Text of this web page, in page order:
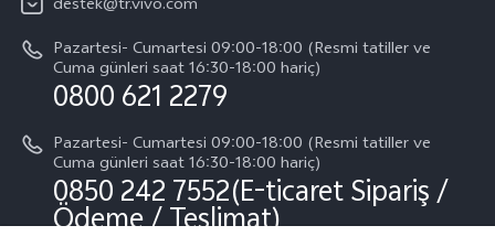
Tüm Modeller
Sistem Güncellemesi
Başlangıç ve Kullanım ​​Kılavuzu
Garanti Politikamız
Müşteri Hizmetleri Gizlilik Beyanı
Yasal Bildirimler
Hakkımızda
Sürdürülebilirlik
vivo Gizlilik Merkezi
destek@tr.vivo.com
Pazartesi- Cumartesi 09:00-18:00 (Resmi tatiller ve
Cuma günleri saat 16:30-18:00 hariç)
0800 621 2279
Pazartesi- Cumartesi 09:00-18:00 (Resmi tatiller ve
Cuma günleri saat 16:30-18:00 hariç)
0850 242 7552(E-ticaret Sipariş /
Ödeme / Teslimat)